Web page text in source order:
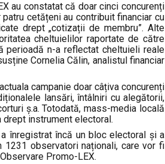
au constatat că doar cinci concurenți
cetățeni au contribuit financiar cu
drept „cotizații de membru”. Alte
cheltuielilor raportate de către
perioadă n-a reflectat cheltuieli reale
Cornelia Călin, analistul financiar
campanie doar câțiva concurenți
lansări, întâlniri cu alegătorii,
ș.a. Totodată, mass-media locală
instrument electoral.
înregistrat încă un bloc electoral și a
observatori naționali, care vor fi
Promo-LEX.